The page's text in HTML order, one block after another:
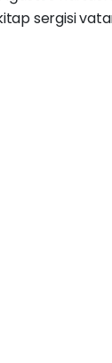
sergisi